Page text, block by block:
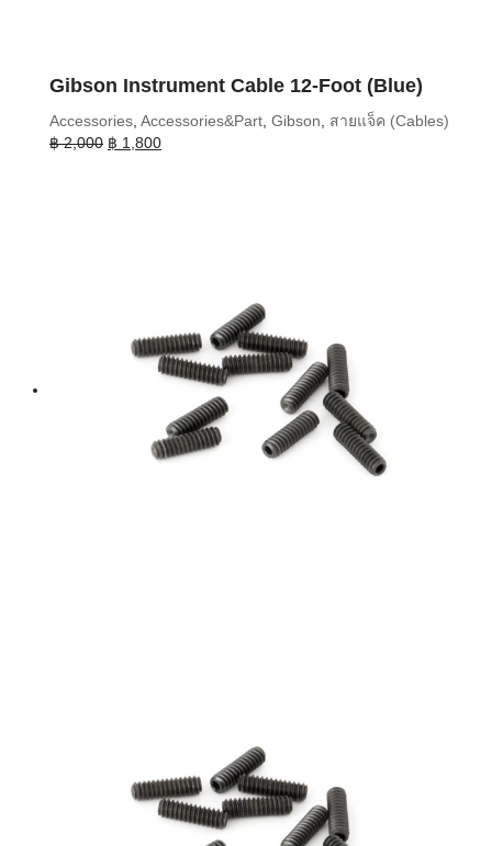
Gibson Instrument Cable 12-Foot (Blue)
Accessories Accessories&Part Gibson
สายแจ็ค (Cables)
฿2,000 Original
฿ 1,800Current